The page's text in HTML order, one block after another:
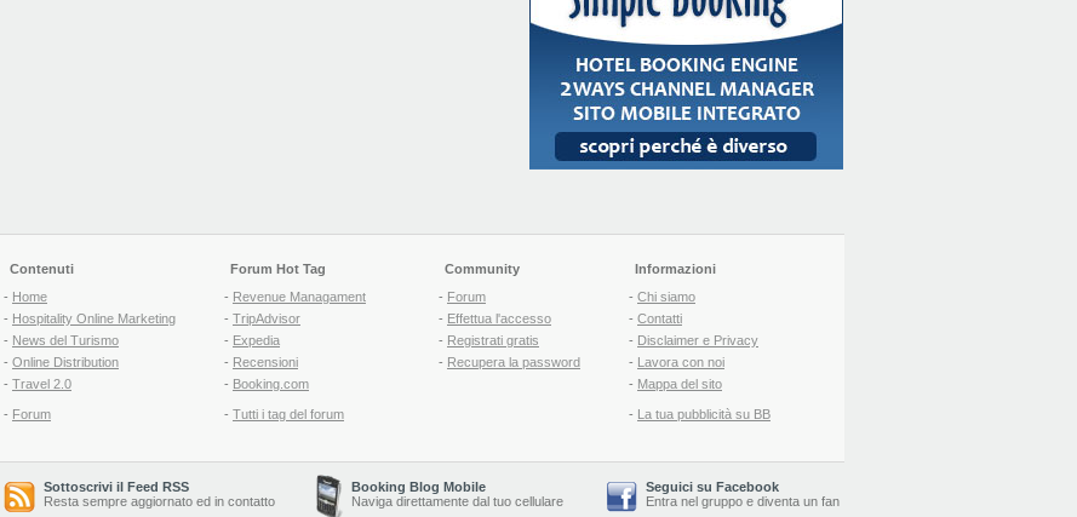
Contenuti
- Home
- Hospitality Online Marketing
- News del Turismo
- Online Distribution
- Travel 2.0
- Forum
Forum Hot Tag
- Revenue Managament
- TripAdvisor
- Expedia
- Recensioni
- Booking.com
- Tutti i tag del forum
Community
- Forum
- Effettua l'accesso
- Registrati gratis
- Recupera la password
Informazioni
- Chi siamo
- Contatti
- Disclaimer e Privacy
- Lavora con noi
- Mappa del sito
- La tua pubblicità su BB
Sottoscrivi il Feed RSS
Resta sempre aggiornato ed in contatto
Booking Blog Mobile
Naviga direttamente dal tuo cellulare
Seguici su Facebook
Entra nel gruppo e diventa un fan